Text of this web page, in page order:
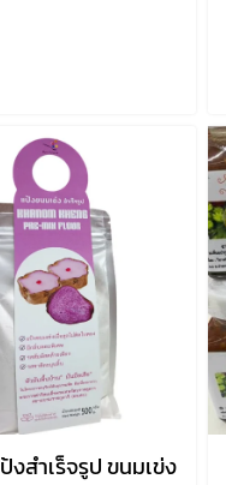
สำเร็จรูป ขนมเข่ง